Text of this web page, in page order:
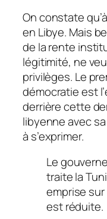
On constate
en Libye. Mais
de la rente
légitimité, ne
privilèges. Le
démocratie est
derrière cette
libyenne avec
à s’exprimer.
Le
traite la
emprise
est réduite.